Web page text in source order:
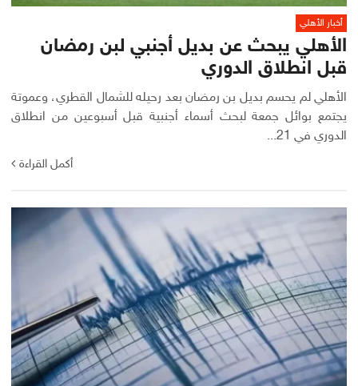
أخبار الأهلي
الأهلي يبحث عن بديل أجنبي لبن رمضان
قبل انطلاق الدوري
الأهلي لم يحسم بديل بن رمضان بعد رحيله للشمال القطري، وعموتة
يجتمع بوائل جمعة لبحث أسماء أجنبية قبل أسبوعين من انطلاق
الدوري في 21...
أكمل القراءة